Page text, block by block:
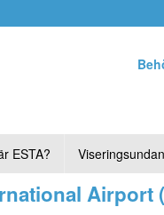
ESTA?
Airport